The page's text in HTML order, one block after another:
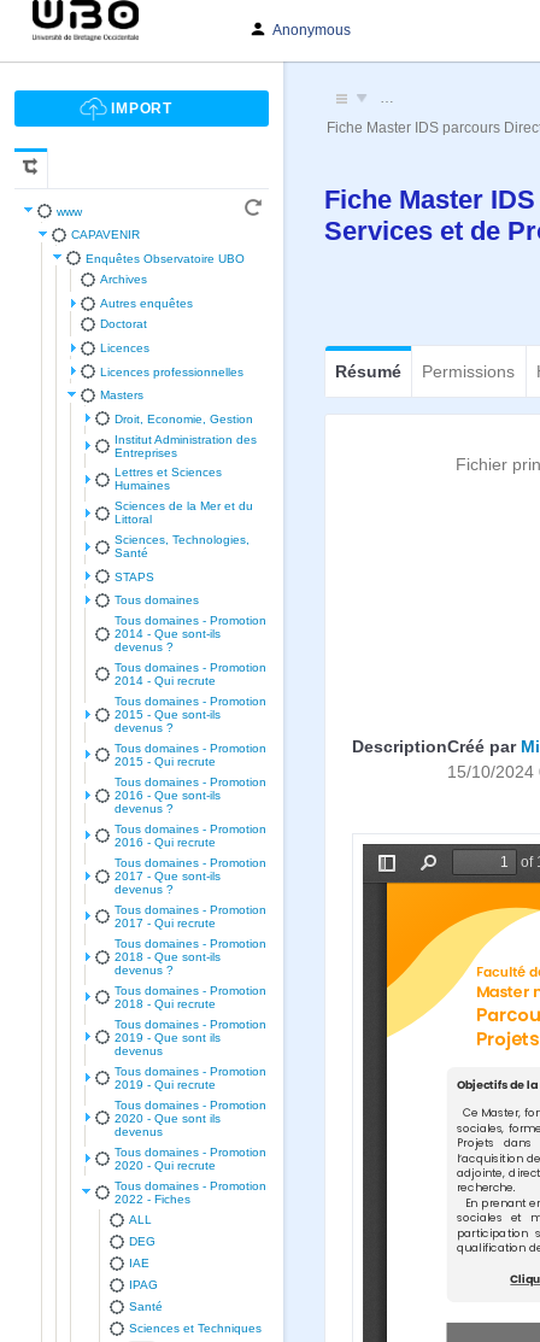
Anonymous
www
CAPAVENIR
Enquêtes Observatoire UBO
Archives
Autres enquêtes
Doctorat
Licences
Licences professionnelles
Masters
Droit, Economie, Gestion
Institut Administration des
Entreprises
Lettres et Sciences
Humaines
Sciences de la Mer et du
Littoral
Sciences, Technologies,
Santé
STAPS
Tous domaines
Tous domaines - Promotion
2014 - Que sont-ils
devenus ?
Tous domaines - Promotion
2014 - Qui recrute
Tous domaines - Promotion
2015 - Que sont-ils
devenus ?
Tous domaines - Promotion
2015 - Qui recrute
Tous domaines - Promotion
2016 - Que sont-ils
devenus ?
Tous domaines - Promotion
2016 - Qui recrute
Tous domaines - Promotion
2017 - Que sont-ils
devenus ?
Tous domaines - Promotion
2017 - Qui recrute
Tous domaines - Promotion
2018 - Que sont-ils
devenus ?
Tous domaines - Promotion
2018 - Qui recrute
Tous domaines - Promotion
2019 - Que sont ils
devenus
Tous domaines - Promotion
2019 - Qui recrute
Tous domaines - Promotion
2020 - Que sont ils
devenus
Tous domaines - Promotion
2020 - Qui recrute
Tous domaines - Promotion
2022 - Fiches
ALL
DEG
IAE
IPAG
Santé
Sciences et Techniques
…
Fiche Master IDS parcours
Fiche Master
Services et de
Résumé Permissions
Fichier
DescriptionCréé par
15/10/2024